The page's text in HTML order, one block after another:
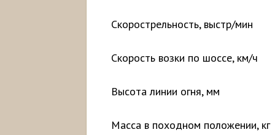
Скорость возки
Высота
Масса в походном